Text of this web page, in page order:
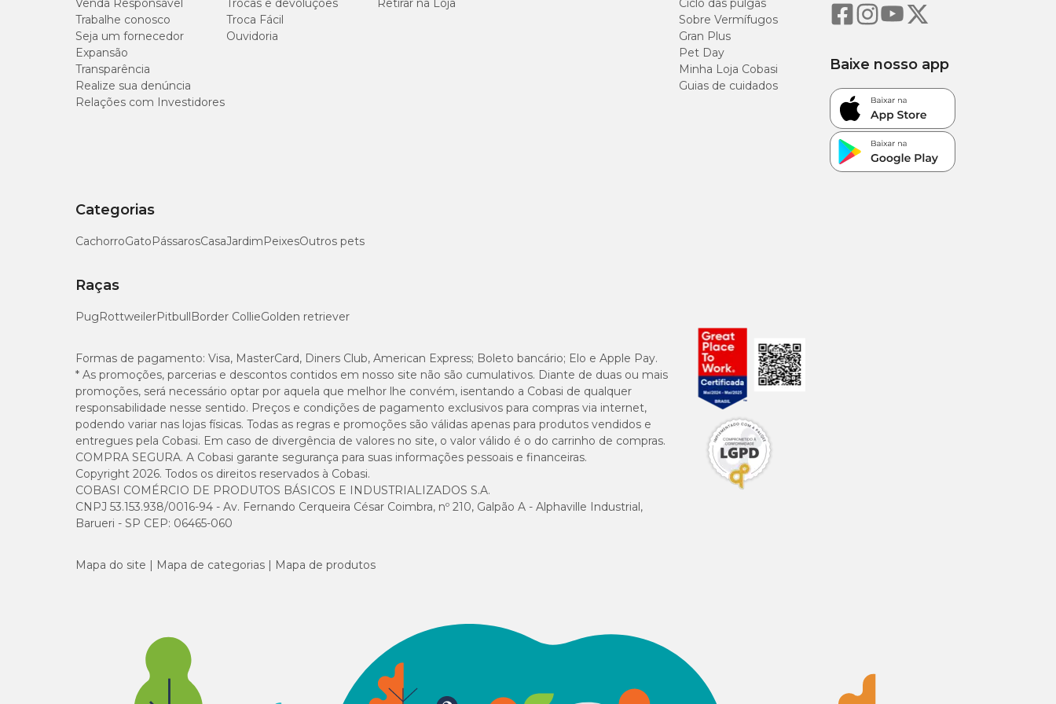
Venda Responsável
Trabalhe conosco
Seja um fornecedor
Expansão
Transparência
Realize sua denúncia
Relações com Investidores
Trocas e devoluções
Troca Fácil
Ouvidoria
Retirar na Loja
Ciclo das pulgas
Sobre Vermífugos
Gran Plus
Pet Day
Minha Loja Cobasi
Guias de cuidados
Categorias
CachorroGatoPássarosCasaJardimPeixesOutros pets
Raças
PugRottweilerPitbullBorder CollieGolden retriever
Baixe nosso app
Formas de pagamento: Visa, MasterCard, Diners Club, American Express; Boleto bancário; Elo e Apple Pay.
* As promoções, parcerias e descontos contidos em nosso site não são cumulativos. Diante de duas ou mais
promoções, será necessário optar por aquela que melhor lhe convém, isentando a Cobasi de qualquer
responsabilidade nesse sentido. Preços e condições de pagamento exclusivos para compras via internet,
podendo variar nas lojas físicas. Todas as regras e promoções são válidas apenas para produtos vendidos e
entregues pela Cobasi. Em caso de divergência de valores no site, o valor válido é o do carrinho de compras.
COMPRA SEGURA. A Cobasi garante segurança para suas informações pessoais e financeiras.
Copyright 2026. Todos os direitos reservados à Cobasi.
COBASI COMÉRCIO DE PRODUTOS BÁSICOS E INDUSTRIALIZADOS S.A.
CNPJ 53.153.938/0016-94 - Av. Fernando Cerqueira César Coimbra, nº 210, Galpão A - Alphaville Industrial,
Barueri - SP CEP: 06465-060
Mapa do site Mapa de categorias Mapa de produtos